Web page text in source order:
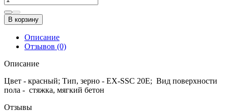
В корзину
Описание
Отзывов (0)
Описание
Цвет - красный; Тип, зерно - EX-SSC 20E; Вид поверхности
пола - стяжка, мягкий бетон
Отзывы